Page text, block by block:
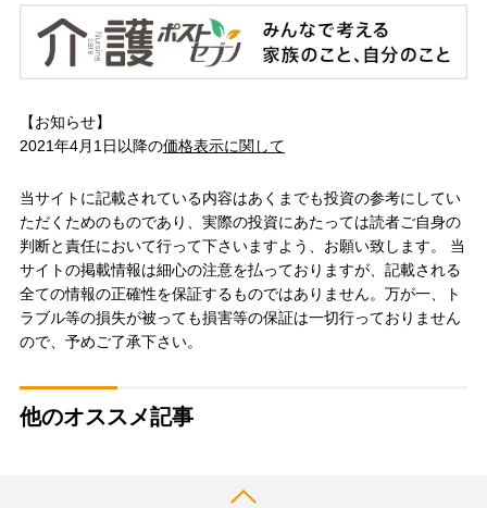
【お知らせ】
2021年4月1日以降の価格表示に関して
当サイトに記載されている内容はあくまでも投資の参考にしてい
ただくためのものであり、実際の投資にあたっては読者ご自身の
判断と責任において行って下さいますよう、お願い致します。 当
サイトの掲載情報は細心の注意を払っておりますが、記載される
全ての情報の正確性を保証するものではありません。万が一、ト
ラブル等の損失が被っても損害等の保証は一切行っておりません
ので、予めご了承下さい。
他のオススメ記事